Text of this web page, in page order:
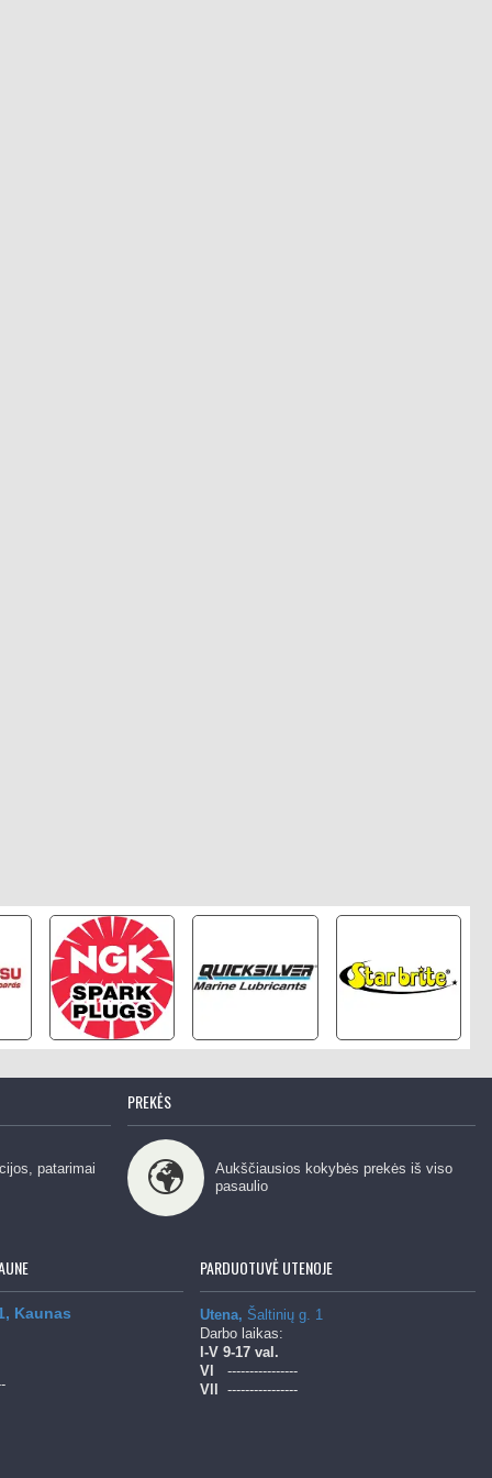
patarimai
PREKĖS
Aukščiausios kokybės prekės iš viso
pasaulio
Kaunas
PARDUOTUVĖ UTENOJE
Utena, Šaltinių g. 1
Darbo laikas:
l-V9-17 val.
Vl
----------------
Vll
----------------